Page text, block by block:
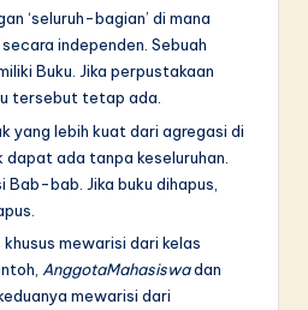
‘seluruh-bagian’ di mana
independen. Sebuah
Buku. Jika perpustakaan
tersebut tetap ada.
yang lebih kuat dari agregasi di
ada tanpa keseluruhan.
Bab-bab. Jika buku dihapus,
khusus mewarisi dari kelas
AnggotaMahasiswadan
mewarisi dari